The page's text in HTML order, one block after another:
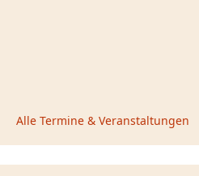
Alle Termine & Veranstaltungen